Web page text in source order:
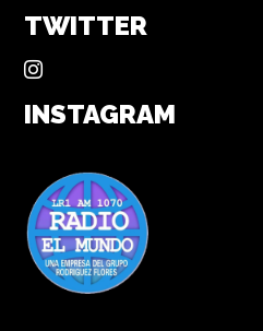
TWITTER
INSTAGRAM